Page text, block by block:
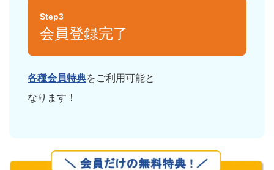
Step3
会員登録完了
各種会員特典をご利用可能と
なります！